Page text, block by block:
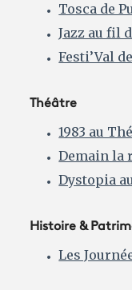
Tosca de
Jazz au fil
Festi’Val
Théâtre
1983 au
Demain la
Dystopia
Histoire &
Les